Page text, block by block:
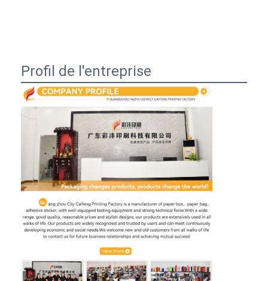
Profil de l'entreprise